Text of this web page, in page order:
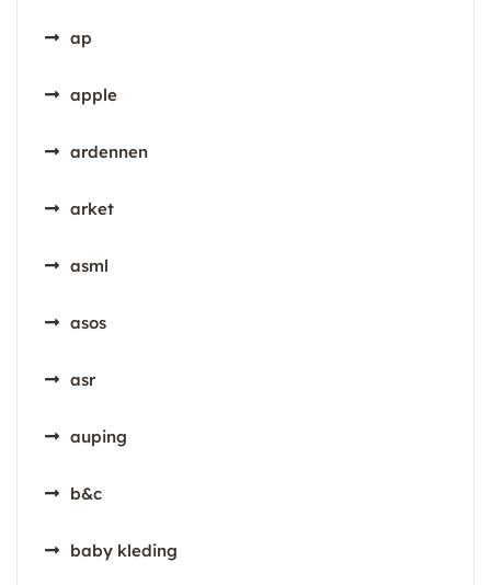
ap
apple
ardennen
arket
asml
asos
asr
auping
b&c
baby kleding